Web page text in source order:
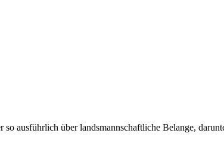
ausführlich über landsmannschaftliche Belange,